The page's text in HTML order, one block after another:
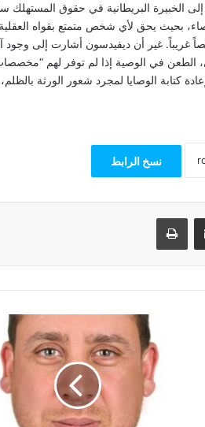
إلى الخبيرة البريطانية في حقوق المستهلك
بحيث يحق لأي شخص متمتع بقواه
غير أن ديفيدسون أشارت إلى وجود
الطعن في الوصية إذا لم توفر لهم
كتابة الوصايا لمجرد شعور الورثة
نسخ الرابط
مشاركة عبر البريد طباعة